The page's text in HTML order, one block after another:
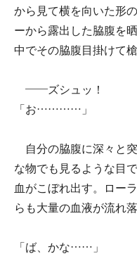
から見て横を向いた形
ーから露出した脇腹を
中でその脇腹目掛けて
――ズシュッ！
「お…………」
自分の脇腹に深々と
な物でも見るような目
血がこぼれ出す。ロー
らも大量の血液が流れ
「ば、かな……」